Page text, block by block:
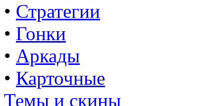
• Стратегии
• Гонки
• Аркады
• Карточные
Темы и скины